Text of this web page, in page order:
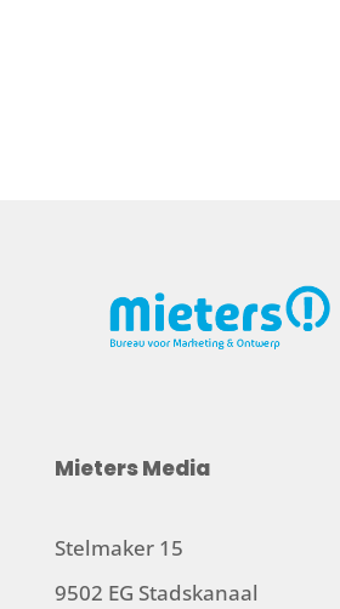
Mieters Media
Stelmaker 15
9502 EG Stadskanaal